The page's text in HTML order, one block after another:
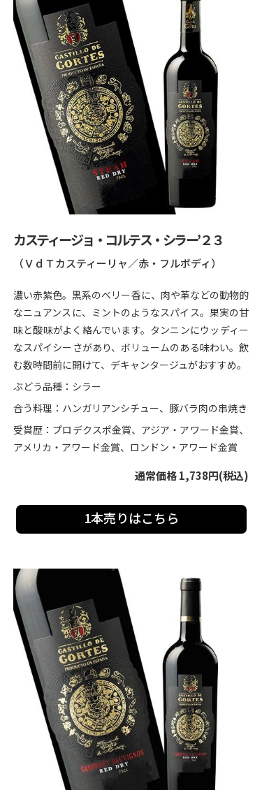
カスティージョ・コルテス・シラー’２３
（ＶｄＴカスティーリャ／赤・フルボディ）
濃い赤紫色。黒系のベリー香に、肉や革などの動物的
なニュアンスに、ミントのようなスパイス。果実の甘
味と酸味がよく絡んでいます。タンニンにウッディー
なスパイシーさがあり、ボリュームのある味わい。飲
む数時間前に開けて、デキャンタージュがおすすめ。
ぶどう品種：シラー
合う料理：ハンガリアンシチュー、豚バラ肉の串焼き
受賞歴：プロデクスポ金賞、アジア・アワード金賞、
アメリカ・アワード金賞、ロンドン・アワード金賞
通常価格 1,738円(税込)
1本売りはこちら